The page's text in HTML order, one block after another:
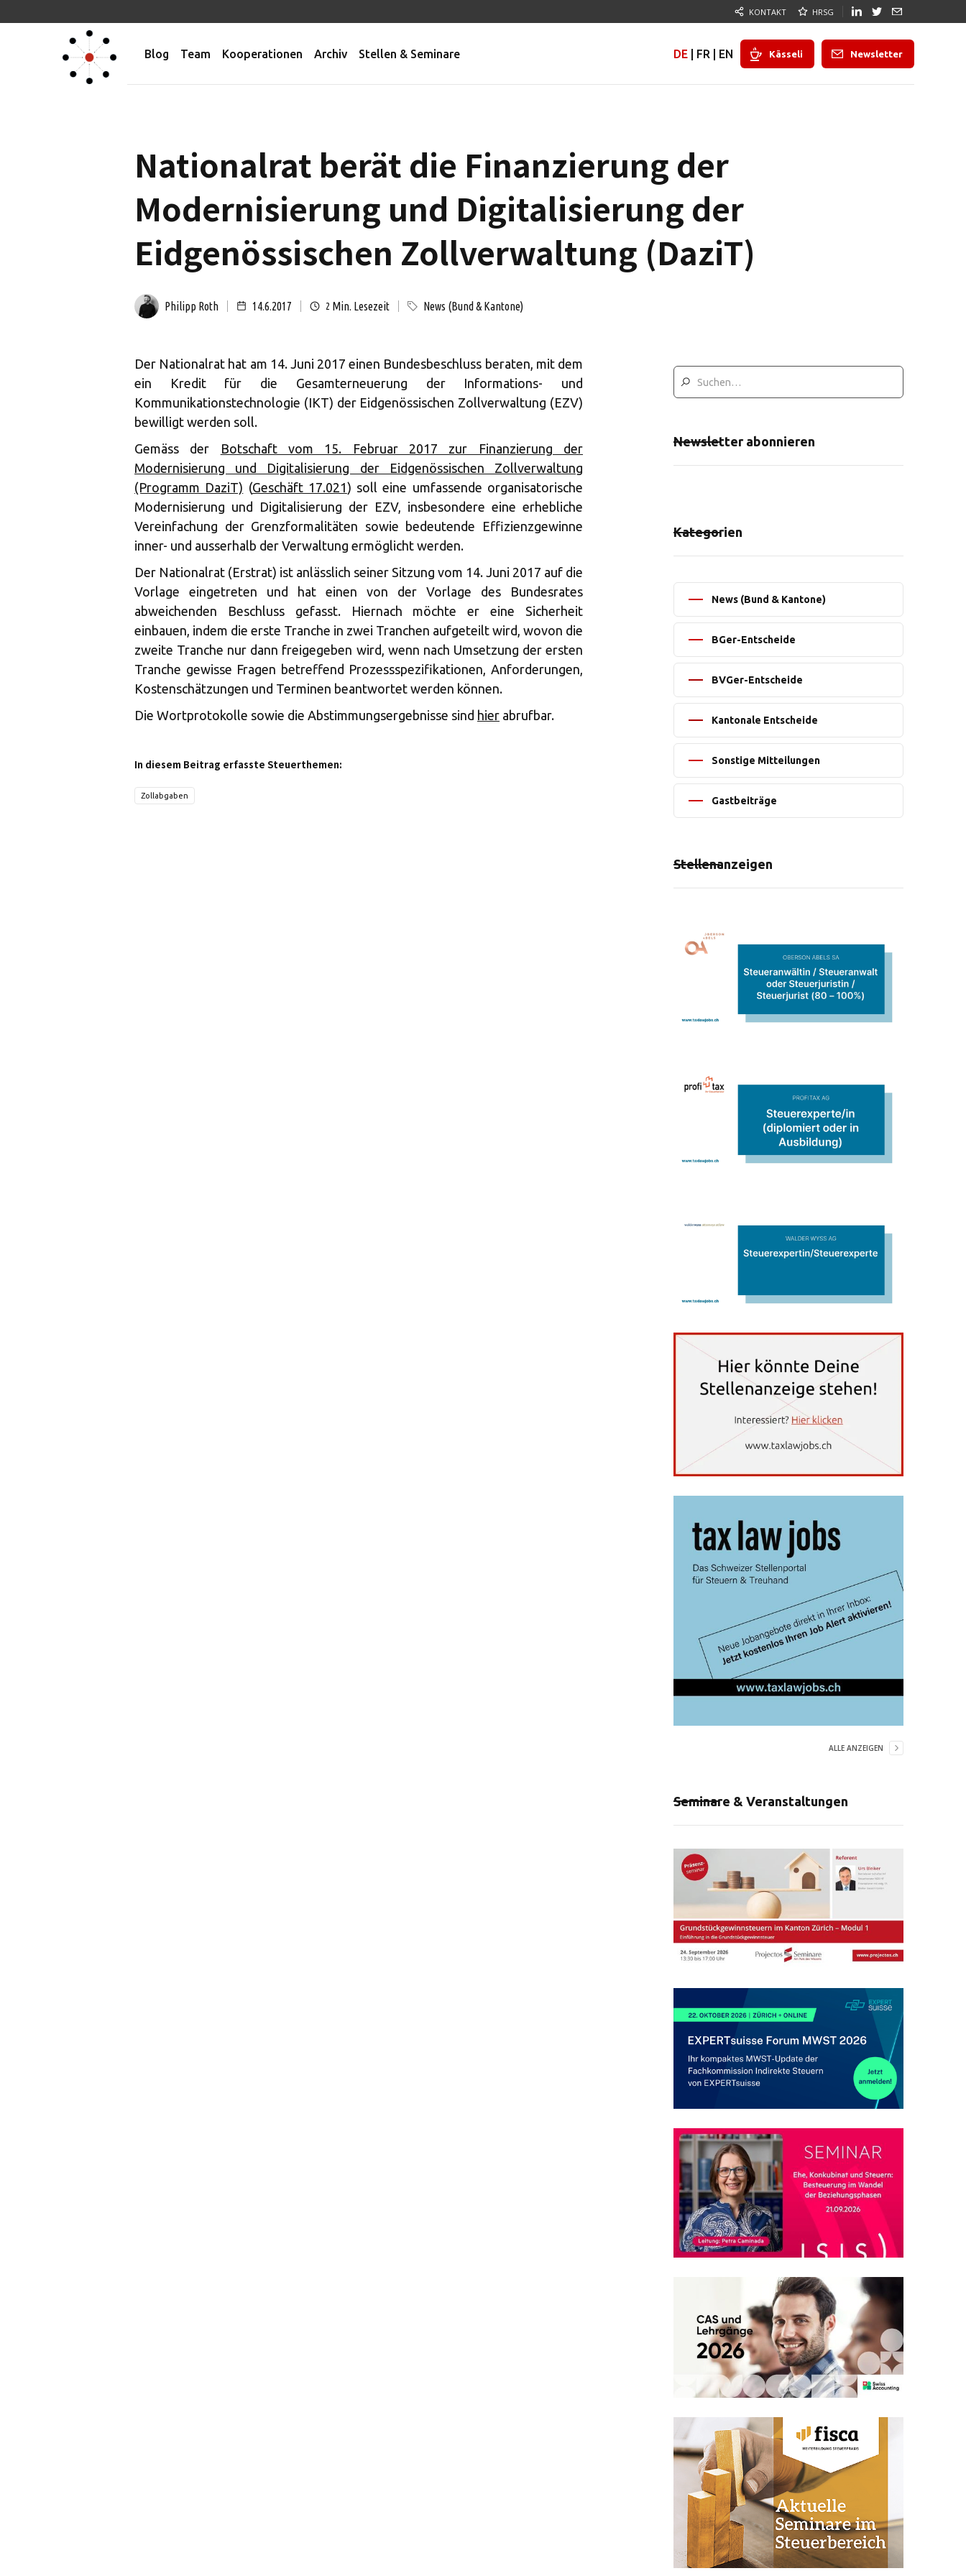
KONTAKT HRSG
Blog Team Kooperationen Archiv Stellen & Seminare DE FR EN Kässeli Newsletter
Nationalrat berät die Finanzierung der
Modernisierung und Digitalisierung der
Eidgenössischen Zollverwaltung (DaziT)
Philipp Roth 14.6.2017 2 Min. Lesezeit News (Bund & Kantone)
Der Nationalrat hat am 14. Juni 2017 einen Bundesbeschluss beraten, mit dem
ein Kredit für die Gesamterneuerung der Informations- und
Kommunikationstechnologie (IKT) der Eidgenössischen Zollverwaltung (EZV)
bewilligt werden soll.
Gemäss der
Botschaft vom 15. Februar 2017 zur Finanzierung der
Modernisierung und Digitalisierung der Eidgenössischen Zollverwaltung
(Programm DaziT) (Geschäft 17.021) soll eine umfassende organisatorische
Modernisierung und Digitalisierung der EZV, insbesondere eine erhebliche
Vereinfachung der Grenzformalitäten sowie bedeutende Effizienzgewinne
inner- und ausserhalb der Verwaltung ermöglicht werden.
Der Nationalrat (Erstrat) ist anlässlich seiner Sitzung vom 14. Juni 2017 auf die
Vorlage eingetreten und hat einen von der Vorlage des Bundesrates
abweichenden Beschluss gefasst. Hiernach möchte er eine Sicherheit
einbauen, indem die erste Tranche in zwei Tranchen aufgeteilt wird, wovon die
zweite Tranche nur dann freigegeben wird, wenn nach Umsetzung der ersten
Tranche gewisse Fragen betreffend Prozessspezifikationen, Anforderungen,
Kostenschätzungen und Terminen beantwortet werden können.
Die Wortprotokolle sowie die Abstimmungsergebnisse sind hier abrufbar.
In diesem Beitrag erfasste Steuerthemen:
Zollabgaben
Newsletter abonnieren
Kategorien
News (Bund & Kantone)
BGer-Entscheide
BVGer-Entscheide
Kantonale Entscheide
Sonstige Mitteilungen
Gastbeiträge
Stellenanzeigen
ALLE ANZEIGEN
Seminare & Veranstaltungen